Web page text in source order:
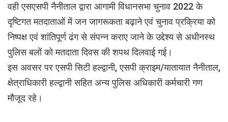
वही एसएसपी नैनीताल द्वारा आगामी विधानसभा चुनाव 2022 के
दृष्टिगत मतदाताओं में जन जागरूकता बढ़ाने एवं चुनाव प्रक्रिया को
निष्पक्ष एवं शांतिपूर्ण ढंग से संपन्न कराए जाने के उद्देश्य से अधीनस्थ
पुलिस बलों को मतदाता दिवस की शपथ दिलवाई गई।
इस अवसर पर एसपी सिटी हल्द्वानी, एसपी क्राइम/यातायात नैनीताल,
क्षेत्राधिकारी हल्द्वानी सहित अन्य पुलिस अधिकारी कर्मचारी गण
मौजूद रहे।